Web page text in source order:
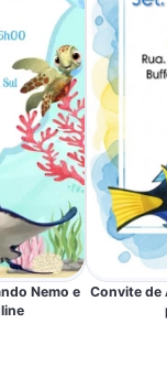
Nemo e Convite de